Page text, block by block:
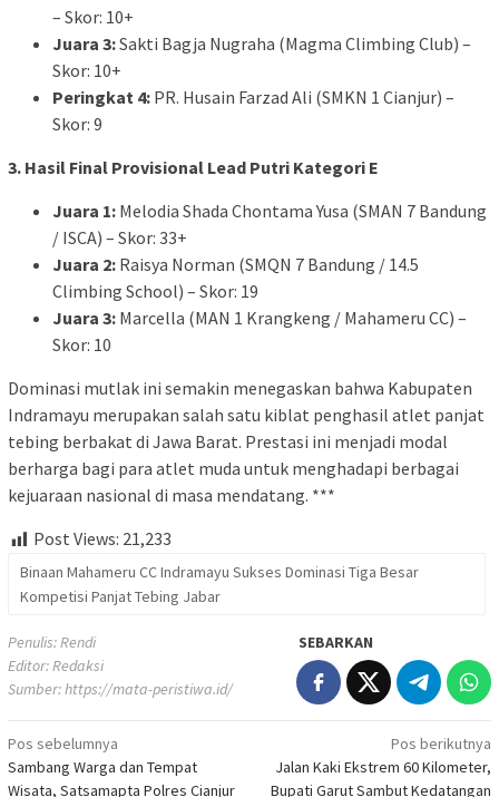
– Skor: 10+
Juara 3:Sakti Bagja Nugraha (Magma Climbing Club) –
Skor: 10+
Peringkat 4: PR. Husain Farzad Ali (SMKN 1 Cianjur) –
Skor: 9
3. Hasil Final Provisional Lead Putri Kategori E
Juara 1: Melodia Shada Chontama Yusa (SMAN 7 Bandung
/ ISCA) – Skor: 33+
Juara 2: Raisya Norman (SMQN 7 Bandung / 14.5
Climbing School) – Skor: 19
Juara 3: Marcella (MAN 1 Krangkeng / Mahameru CC) –
Skor: 10
Dominasi mutlak ini semakin menegaskan bahwa Kabupaten
Indramayu merupakan salah satu kiblat penghasil atlet panjat
tebing berbakat di Jawa Barat. Prestasi ini menjadi modal
berharga bagi para atlet muda untuk menghadapi berbagai
kejuaraan nasional di masa mendatang. ***
Post Views: 21,233
Binaan Mahameru CC Indramayu Sukses Dominasi Tiga Besar
Kompetisi Panjat Tebing Jabar
Penulis: Rendi
Editor: Redaksi
Sumber:https://mata-peristiwa.id/
SEBARKAN
Navigasi
pos
Pos sebelumnya
Sambang Warga dan Tempat
Wisata, Satsamapta Polres Cianjur
Pos berikutnya
Jalan Kaki Ekstrem 60 Kilometer,
Bupati Garut Sambut Kedatangan